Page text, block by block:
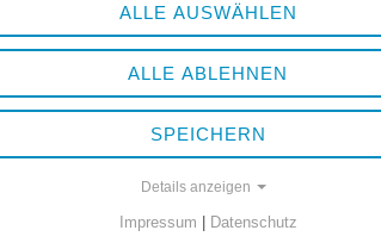
ALLE AUSWÄHLEN
ALLE ABLEHNEN
SPEICHERN
Details anzeigen
Impressum Datenschutz